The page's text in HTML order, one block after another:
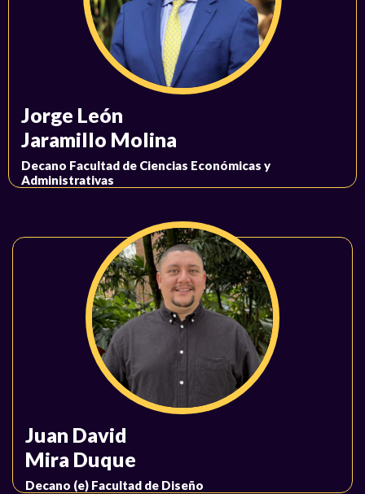
Jorge León
Jaramillo Molina
Decano Facultad de Ciencias Económicas y
Administrativas
Juan David
Mira Duque
Decano (e) Facultad de Diseño